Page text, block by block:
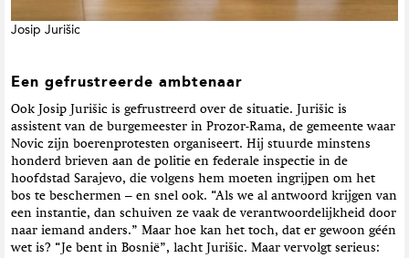
Josip Jurišic
Een gefrustreerde ambtenaar
Ook Josip Jurišic is gefrustreerd over de situatie. Jurišic is
assistent van de burgemeester in Prozor-Rama, de gemeente waar
Novic zijn boerenprotesten organiseert. Hij stuurde minstens
honderd brieven aan de politie en federale inspectie in de
hoofdstad Sarajevo, die volgens hem moeten ingrijpen om het
bos te beschermen – en snel ook. “Als we al antwoord krijgen van
een instantie, dan schuiven ze vaak de verantwoordelijkheid door
naar iemand anders.” Maar hoe kan het toch, dat er gewoon géén
wet is? “Je bent in Bosnië”, lacht Jurišic. Maar vervolgt serieus: